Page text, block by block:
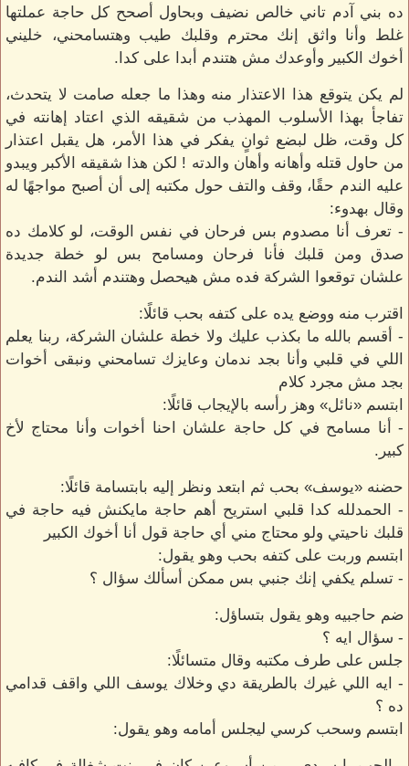
ده بني آدم تاني خالص نضيف وبحاول أصحح كل حاجة عملتها
غلط وأنا واثق إنك محترم وقلبك طيب وهتسامحني، خليني
أخوك الكبير وأوعدك مش هتندم أبدا على كدا.
لم يكن يتوقع هذا الاعتذار منه وهذا ما جعله صامت لا يتحدث،
تفاجأ بهذا الأسلوب المهذب من شقيقه الذي اعتاد إهانته في
كل وقت، ظل لبضع ثوانٍ يفكر في هذا الأمر، هل يقبل اعتذار
من حاول قتله وأهانه وأهان والدته ! لكن هذا شقيقه الأكبر ويبدو
عليه الندم حقًا، وقف والتف حول مكتبه إلى أن أصبح مواجهًا له
وقال بهدوء:
- تعرف أنا مصدوم بس فرحان في نفس الوقت، لو كلامك ده
صدق ومن قلبك فأنا فرحان ومسامح بس لو خطة جديدة
علشان توقعوا الشركة فده مش هيحصل وهتندم أشد الندم.
اقترب منه ووضع يده على كتفه بحب قائلًا:
- أقسم بالله ما بكذب عليك ولا خطة علشان الشركة، ربنا يعلم
اللي في قلبي وأنا بجد ندمان وعايزك تسامحني ونبقى أخوات
بجد مش مجرد كلام
ابتسم «نائل» وهز رأسه بالإيجاب قائلًا:
- أنا مسامح في كل حاجة علشان احنا أخوات وأنا محتاج لأخ
كبير.
حضنه «يوسف» بحب ثم ابتعد ونظر إليه بابتسامة قائلًا:
- الحمدلله كدا قلبي استريح أهم حاجة مايكنش فيه حاجة في
قلبك ناحيتي ولو محتاج مني أي حاجة قول أنا أخوك الكبير
ابتسم وربت على كتفه بحب وهو يقول:
- تسلم يكفي إنك جنبي بس ممكن أسألك سؤال ؟
ضم حاجبيه وهو يقول بتساؤل:
- سؤال ايه ؟
جلس على طرف مكتبه وقال متسائلًا:
- ايه اللي غيرك بالطريقة دي وخلاك يوسف اللي واقف قدامي
ده ؟
ابتسم وسحب كرسي ليجلس أمامه وهو يقول: